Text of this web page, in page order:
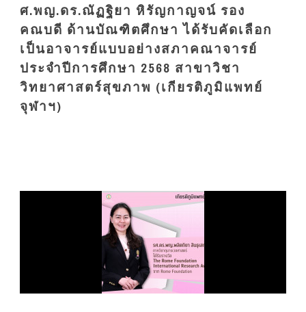
ศ.พญ.ดร.ณัฏฐิยา หิรัญกาญจน์ รอง
คณบดี ด้านบัณฑิตศึกษา ได้รับคัดเลือก
เป็นอาจารย์แบบอย่างสภาคณาจารย์
ประจำปีการศึกษา 2568 สาขาวิชา
วิทยาศาสตร์สุขภาพ (เกียรติภูมิแพทย์
จุฬาฯ)